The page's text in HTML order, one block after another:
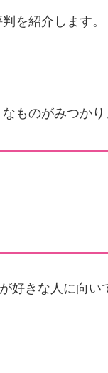
を紹介します。
ものがみつかり
きな人に向い